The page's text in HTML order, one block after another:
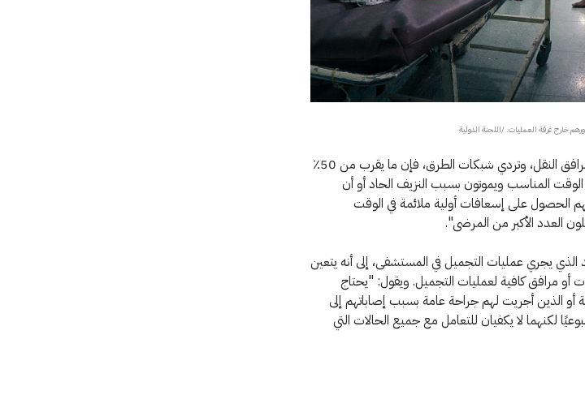
خارج غرفة العمليات. /اللجنة الدولية
ويتابع قائلًا: "بسبب بعد المسافة، وقِلة مرافق النقل، وتردي شبكات الطرق، فإن ما يقرب من 50٪
المناسب ويموتون بسبب النزيف الحاد أو أن
الحصول على إسعافات أولية ملائمة في الوقت
العدد الأكبر من المرضى".
الذي يجري عمليات التجميل في المستشفى، إلى أنه يتعين
أو مرافق كافية لعمليات التجميل. ويقول: "يحتاج
الذين أجريت لهم جراحة عامة بسبب إصاباتهم إلى
لكنهما لا يكفيان للتعامل مع جميع الحالات التي